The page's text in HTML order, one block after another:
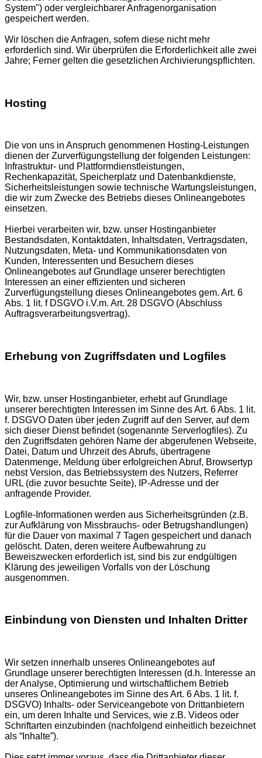
System") oder vergleichbarer Anfragenorganisation
gespeichert werden.
Wir löschen die Anfragen, sofern diese nicht mehr
erforderlich sind. Wir überprüfen die Erforderlichkeit alle zwei
Jahre; Ferner gelten die gesetzlichen Archivierungspflichten.
Hosting
Die von uns in Anspruch genommenen Hosting-Leistungen
dienen der Zurverfügungstellung der folgenden Leistungen:
Infrastruktur- und Plattformdienstleistungen,
Rechenkapazität, Speicherplatz und Datenbankdienste,
Sicherheitsleistungen sowie technische Wartungsleistungen,
die wir zum Zwecke des Betriebs dieses Onlineangebotes
einsetzen.
Hierbei verarbeiten wir, bzw. unser Hostinganbieter
Bestandsdaten, Kontaktdaten, Inhaltsdaten, Vertragsdaten,
Nutzungsdaten, Meta- und Kommunikationsdaten von
Kunden, Interessenten und Besuchern dieses
Onlineangebotes auf Grundlage unserer berechtigten
Interessen an einer effizienten und sicheren
Zurverfügungstellung dieses Onlineangebotes gem. Art. 6
Abs. 1 lit. f DSGVO i.V.m. Art. 28 DSGVO (Abschluss
Auftragsverarbeitungsvertrag).
Erhebung von Zugriffsdaten und Logfiles
Wir, bzw. unser Hostinganbieter, erhebt auf Grundlage
unserer berechtigten Interessen im Sinne des Art. 6 Abs. 1 lit.
f. DSGVO Daten über jeden Zugriff auf den Server, auf dem
sich dieser Dienst befindet (sogenannte Serverlogfiles). Zu
den Zugriffsdaten gehören Name der abgerufenen Webseite,
Datei, Datum und Uhrzeit des Abrufs, übertragene
Datenmenge, Meldung über erfolgreichen Abruf, Browsertyp
nebst Version, das Betriebssystem des Nutzers, Referrer
URL (die zuvor besuchte Seite), IP-Adresse und der
anfragende Provider.
Logfile-Informationen werden aus Sicherheitsgründen (z.B.
zur Aufklärung von Missbrauchs- oder Betrugshandlungen)
für die Dauer von maximal 7 Tagen gespeichert und danach
gelöscht. Daten, deren weitere Aufbewahrung zu
Beweiszwecken erforderlich ist, sind bis zur endgültigen
Klärung des jeweiligen Vorfalls von der Löschung
ausgenommen.
Einbindung von Diensten und Inhalten Dritter
Wir setzen innerhalb unseres Onlineangebotes auf
Grundlage unserer berechtigten Interessen (d.h. Interesse an
der Analyse, Optimierung und wirtschaftlichem Betrieb
unseres Onlineangebotes im Sinne des Art. 6 Abs. 1 lit. f.
DSGVO) Inhalts- oder Serviceangebote von Drittanbietern
ein, um deren Inhalte und Services, wie z.B. Videos oder
Schriftarten einzubinden (nachfolgend einheitlich bezeichnet
als “Inhalte”).